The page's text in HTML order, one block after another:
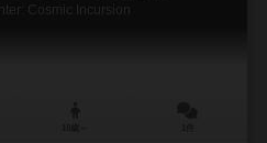
Cosmic Incursion